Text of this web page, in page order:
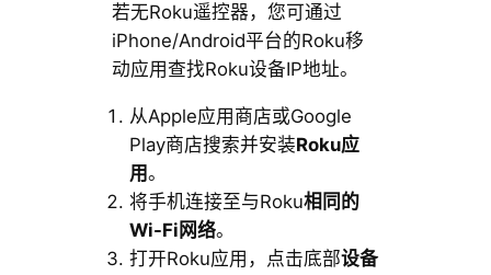
若无Roku遥控器，您可通过
iPhone/Android平台的Roku移
动应用查找Roku设备IP地址。
从Apple应用商店或Google
Play商店搜索并安装Roku应
用。
将手机连接至与Roku相同的
Wi-Fi网络。
打开Roku应用，点击底部设备